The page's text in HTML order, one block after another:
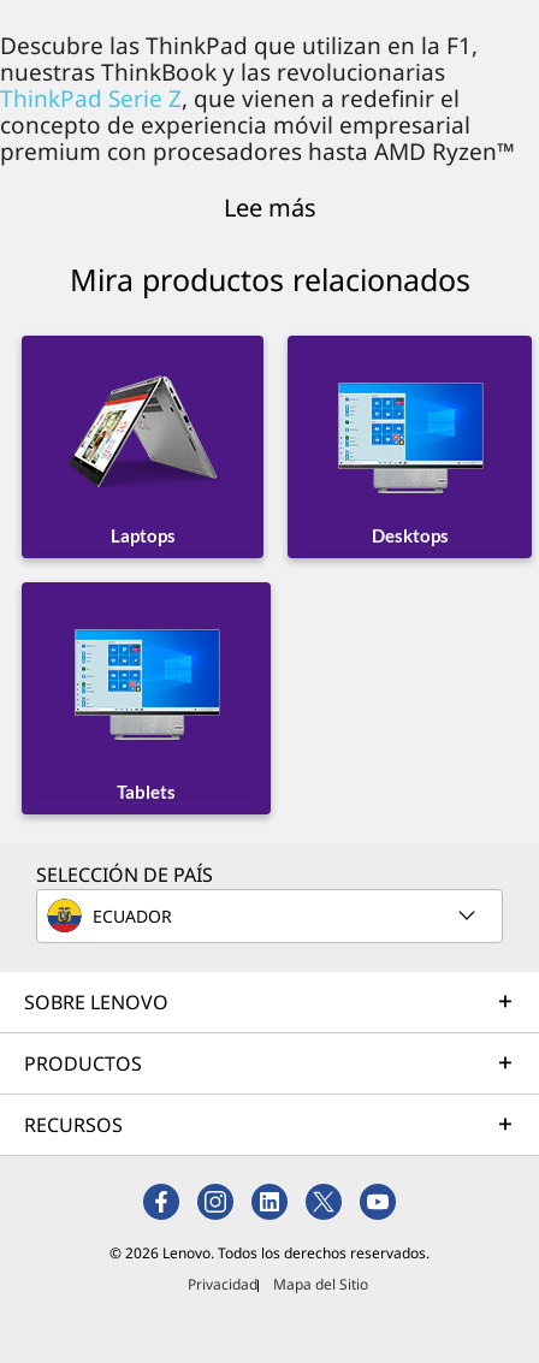
Descubre las ThinkPad que utilizan en la F1,
nuestras ThinkBook y las revolucionarias
ThinkPad Serie Z, que vienen a redefinir el
concepto de experiencia móvil empresarial
premium con procesadores hasta AMD Ryzen™
Windows 11 Pro para empresas.
Lee más
Mira productos relacionados
Laptops Desktops
Tablets
SELECCIÓN DE PAÍS
ECUADOR
SOBRE LENOVO
PRODUCTOS
RECURSOS
© 2026 Lenovo. Todos los derechos reservados.
Privacidad
Mapa del Sitio